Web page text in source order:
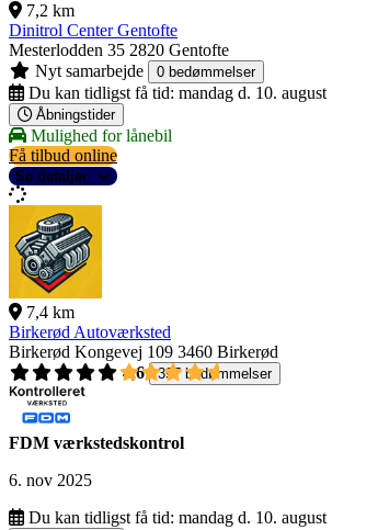
7,2 km
Dinitrol Center Gentofte
Mesterlodden 35 2820 Gentofte
Nyt samarbejde
0 bedømmelser
Du kan tidligst få tid: mandag d. 10. august
Åbningstider
Mulighed for lånebil
Få tilbud online
Se detaljer
7,4 km
Birkerød Autoværksted
Birkerød Kongevej 109 3460 Birkerød
4,6
397 bedømmelser
FDM værkstedskontrol
6. nov 2025
Du kan tidligst få tid: mandag d. 10. august